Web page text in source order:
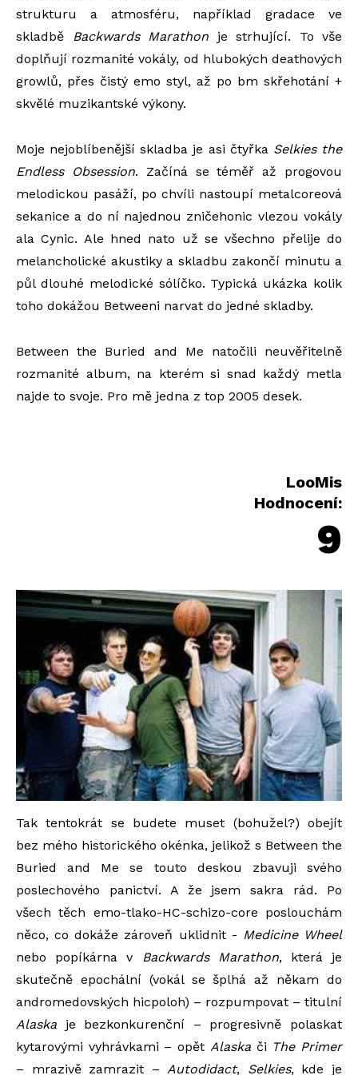
strukturu a atmosféru, například gradace ve
skladbě
Backwards Marathon je strhující. To vše
doplňují rozmanité vokály, od hlubokých deathových
growlů, přes čistý emo styl, až po bm skřehotání +
skvělé muzikantské výkony.
Moje nejoblíbenější skladba je asi čtyřka Selkies the
Endless Obsession. Začíná se téměř až progovou
melodickou pasáží, po chvíli nastoupí metalcoreová
sekanice a do ní najednou zničehonic vlezou vokály
ala Cynic. Ale hned nato už se všechno přelije do
melancholické akustiky a skladbu zakončí minutu a
půl dlouhé melodické sólíčko. Typická ukázka kolik
toho dokážou Betweeni narvat do jedné skladby.
Between the Buried and Me natočili neuvěřitelně
rozmanité album, na kterém si snad každý metla
najde to svoje. Pro mě jedna z top 2005 desek.
LooMis
Hodnocení:
9
Tak tentokrát se budete muset (bohužel?) obejít
bez mého historického okénka, jelikož s Between the
Buried and Me se touto deskou zbavuji svého
poslechového panictví. A že jsem sakra rád. Po
všech těch emo-tlako-HC-schizo-core poslouchám
něco, co dokáže zároveň uklidnit - Medicine Wheel
nebo popíkárna v Backwards Marathon, která je
skutečně epochální (vokál se šplhá až někam do
andromedovských hicpoloh) – rozpumpovat – titulní
Alaska je bezkonkurenční – progresivně polaskat
kytarovými vyhrávkami – opět Alaskači The Primer
– mrazivě zamrazit –Autodidact, Selkies, kde je